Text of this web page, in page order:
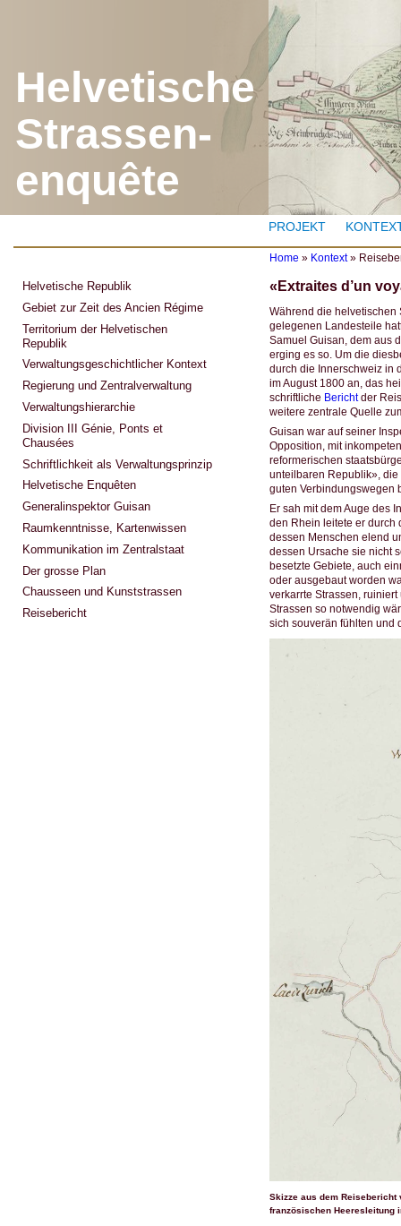
Helvetische
Strassen-
enquête
PROJEKT
o
u
a
r
e
h
e
r
e
Home » Kontext»
«Extraites d’un
Während die helvetischen
gelegenen Landesteile
Samuel Guisan, dem aus
erging es so. Um die
durch die Innerschweiz in
im August 1800 an, das
schriftliche Berichtder
weitere zentrale Quelle
Guisan war auf seiner
Opposition, mit
reformerischen
unteilbaren Republik»,
guten Verbindungswegen
Er sah mit dem Auge des
den Rhein leitete er durch
dessen Menschen elend
dessen Ursache sie nicht
besetzte Gebiete, auch
oder ausgebaut worden
verkarrte Strassen,
Strassen so notwendig
sich souverän fühlten und
Skizze aus dem Reisebericht
französischen Heeresleitung
Helvetische Republik
Gebiet zur Zeit des Ancien Régime
Territorium der Helvetischen
Republik
Verwaltungsgeschichtlicher Kontext
Regierung und Zentralverwaltung
Verwaltungshierarchie
Division III Génie, Ponts et
Chausées
Schriftlichkeit als Verwaltungsprinzip
Helvetische Enquêten
Generalinspektor Guisan
Raumkenntnisse, Kartenwissen
Kommunikation im Zentralstaat
Der grosse Plan
Chausseen und Kunststrassen
Reisebericht